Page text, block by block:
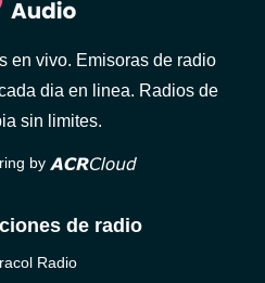
en vivo. Emisoras de radio
dia en linea. Radios de
sin limites.
by
de radio
Radio